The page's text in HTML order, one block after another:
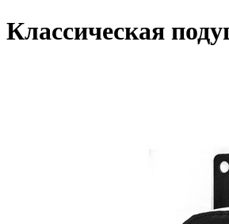
Классическая